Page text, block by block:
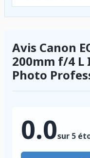
Avis Canon
200mm f/4 L
Photo
0.0sur 5